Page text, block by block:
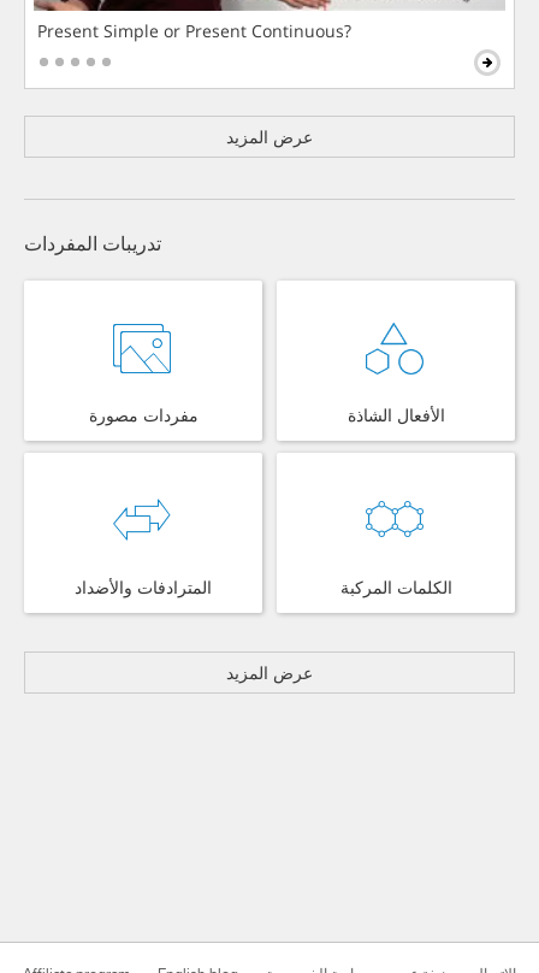
Present Simple or Present Continuous?
عرض المزيد
تدريبات المفردات
مفردات مصورة الأفعال الشاذة
المترادفات والأضداد الكلمات المركبة
عرض المزيد